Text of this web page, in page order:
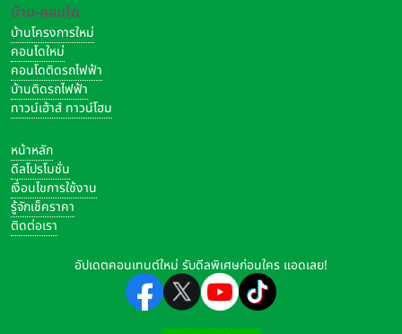
บ้าน-คอนโด
บ้านโครงการใหม่
คอนโดใหม่
คอนโดติดรถไฟฟ้า
บ้านติดรถไฟฟ้า
ทาวน์เฮ้าส์ ทาวน์โฮม
หน้าหลัก
ดีลโปรโมชั่น
เงื่อนไขการใช้งาน
รู้จักเช็คราคา
ติดต่อเรา
อัปเดตคอนเทนต์ใหม่ รับดีลพิเศษก่อนใคร แอดเลย!